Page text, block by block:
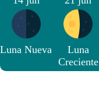
Luna Nueva
Luna
Creciente